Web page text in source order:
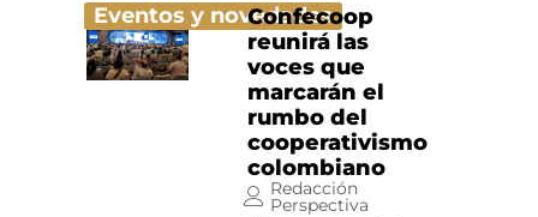
Eventos y novedades
Confecoop
reunirá las
voces que
marcarán el
rumbo del
cooperativismo
colombiano
Redacción
Perspectiva